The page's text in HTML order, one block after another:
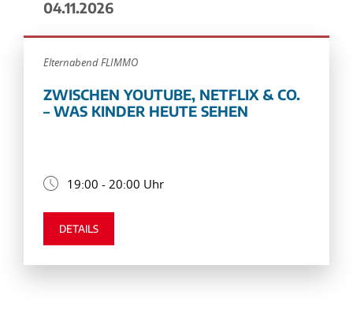
04.11.2026
Elternabend FLIMMO
ZWISCHEN YOUTUBE, NETFLIX & CO.
– WAS KINDER HEUTE SEHEN
19:00 - 20:00 Uhr
DETAILS